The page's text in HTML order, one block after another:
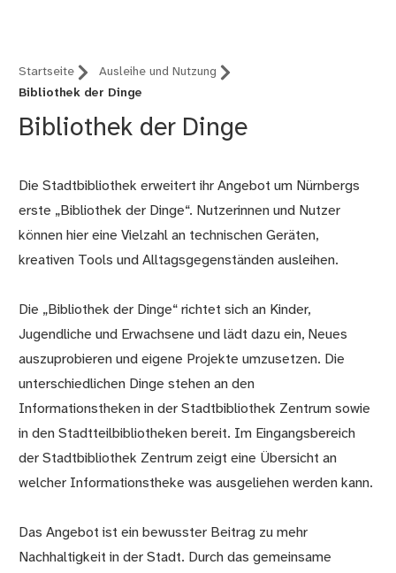
Startseite
Ausleihe und Nutzung
Bibliothek der Dinge
Bibliothek der Dinge
Die Stadtbibliothek erweitert ihr Angebot um Nürnbergs
erste „Bibliothek der Dinge“. Nutzerinnen und Nutzer
können hier eine Vielzahl an technischen Geräten,
kreativen Tools und Alltagsgegenständen ausleihen.
Die „Bibliothek der Dinge“ richtet sich an Kinder,
Jugendliche und Erwachsene und lädt dazu ein, Neues
auszuprobieren und eigene Projekte umzusetzen. Die
unterschiedlichen Dinge stehen an den
Informationstheken in der Stadtbibliothek Zentrum sowie
in den Stadtteilbibliotheken bereit. Im Eingangsbereich
der Stadtbibliothek Zentrum zeigt eine Übersicht an
welcher Informationstheke was ausgeliehen werden kann.
Das Angebot ist ein bewusster Beitrag zu mehr
Nachhaltigkeit in der Stadt. Durch das gemeinsame